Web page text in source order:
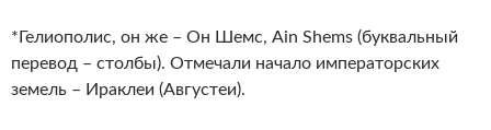
*Гелиополис, он же – Он Шемс, Ain Shems (буквальный
перевод – столбы). Отмечали начало императорских
земель – Ираклеи (Августеи).